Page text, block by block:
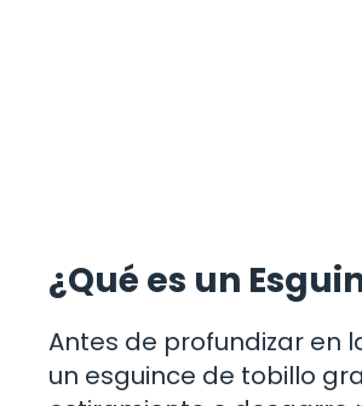
¿Qué es un
Antes de profundizar en
un esguince de tobillo